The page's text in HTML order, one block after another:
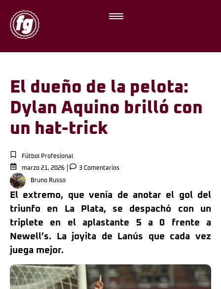
El dueño de la pelota:
Dylan Aquino brilló con
un hat-trick
Fútbol Profesional
marzo 21, 2026
3 Comentarios
Bruno Russo
El extremo, que venía de anotar el gol del
triunfo en La Plata, se despachó con un
triplete en el aplastante 5 a 0 frente a
Newell’s. La joyita de Lanús que cada vez
juega mejor.